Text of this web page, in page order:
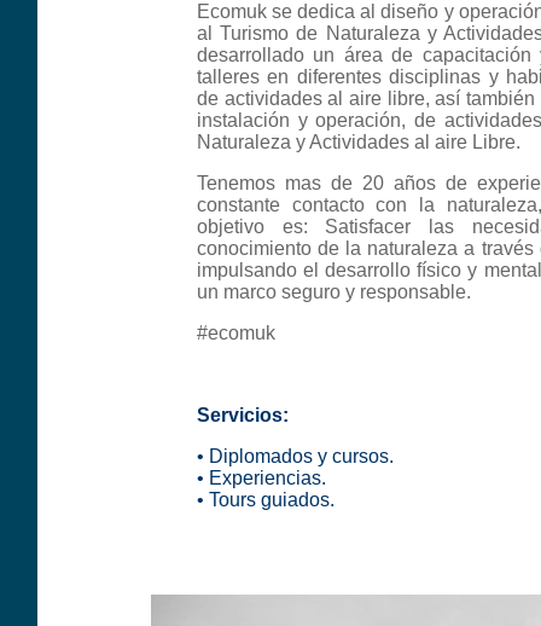
Ecomuk se dedica al diseño y
al Turismo de Naturaleza y
desarrollado un área de
talleres en diferentes disciplinas y
de actividades al aire libre, así
instalación y operación, de
Naturaleza y Actividades al aire Libre.
Tenemos mas de 20 años de
constante contacto con la
objetivo es: Satisfacer las
conocimiento de la naturaleza a
impulsando el desarrollo físico y
un marco seguro y responsable.
#ecomuk
Servicios:
• Diplomados y cursos.
• Experiencias.
• Tours guiados.